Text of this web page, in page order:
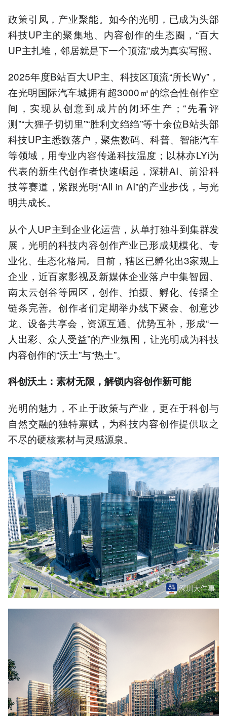
政策引凤，产业聚能。如今的光明，已成为头部
科技UP主的聚集地、内容创作的生态圈，“百大
UP主扎堆，邻居就是下一个顶流”成为真实写照。
2025年度B站百大UP主、科技区顶流“所长Wy”，
在光明国际汽车城拥有超3000㎡的综合性创作空
间，实现从创意到成片的闭环生产；“先看评
测”“大狸子切切里”“胜利文绉绉”等十余位B站头部
科技UP主悉数落户，聚焦数码、科普、智能汽车
等领域，用专业内容传递科技温度；以林亦LYi为
代表的新生代创作者快速崛起，深耕AI、前沿科
技等赛道，紧跟光明“All in AI”的产业步伐，与光
明共成长。
从个人UP主到企业化运营，从单打独斗到集群发
展，光明的科技内容创作产业已形成规模化、专
业化、生态化格局。目前，辖区已孵化出3家规上
企业，近百家影视及新媒体企业落户中集智园、
南太云创谷等园区，创作、拍摄、孵化、传播全
链条完善。创作者们定期举办线下聚会、创意沙
龙、设备共享会，资源互通、优势互补，形成“一
人出彩、众人受益”的产业氛围，让光明成为科技
内容创作的“沃土”与“热土”。
科创沃土：素材无限，解锁内容创作新可能
光明的魅力，不止于政策与产业，更在于科创与
自然交融的独特禀赋，为科技内容创作提供取之
不尽的硬核素材与灵感源泉。